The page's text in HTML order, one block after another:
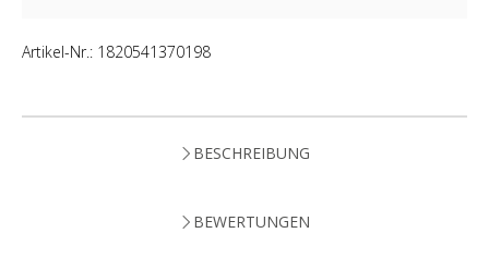
Artikel-Nr.: 1820541370198
BESCHREIBUNG
BEWERTUNGEN